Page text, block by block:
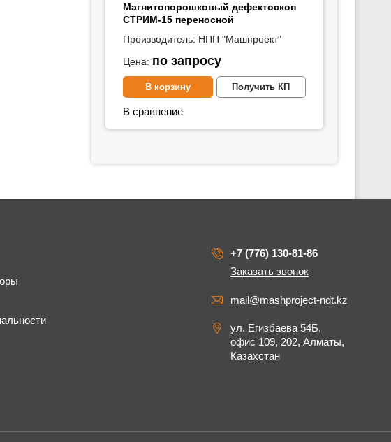
Магнитопорошковый дефектоскоп
СТРИМ-15 переносной
Производитель: НПП "Машпроект"
Цена: по запросу
В корзину Получить КП
В сравнение
+7 (776) 130-81-86
Заказать звонок
mail@mashproject-ndt.kz
ул. Егизбаева 54Б,
офис 109, 202, Алматы,
Казахстан